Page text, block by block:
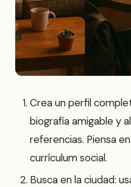
Crea un perfil
biografía amigable y
referencias. Piensa
currículum social.
Busca en la ciudad: